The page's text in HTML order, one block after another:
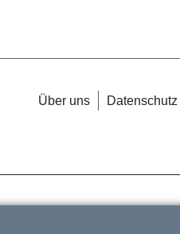
Über uns Datenschutz